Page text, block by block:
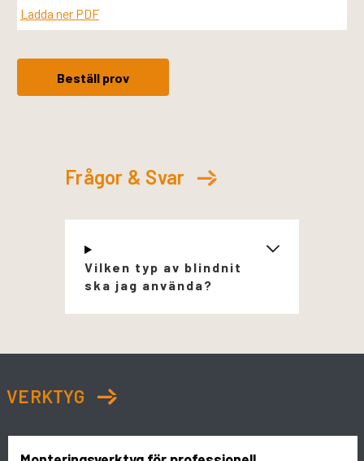
Ladda ner PDF
Beställ prov
Frågor & Svar
Vilken typ av blindnit
ska jag använda?
VERKTYG